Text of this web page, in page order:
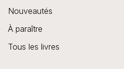
Nouveautés
À paraître
Tous les livres